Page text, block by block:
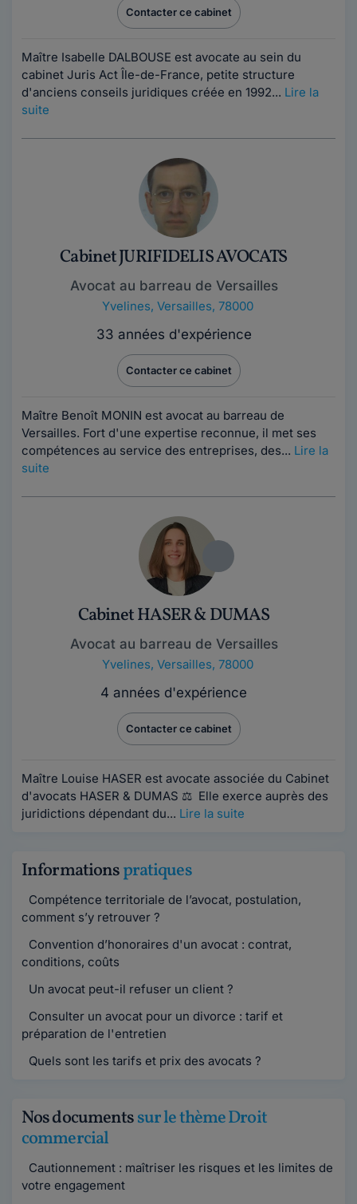
Contacter ce cabinet
Maître Isabelle DALBOUSE est avocate au sein du
cabinet Juris Act Île-de-France, petite structure
d'anciens conseils juridiques créée en 1992... Lire la
suite
Cabinet JURIFIDELIS AVOCATS
Avocat au barreau de Versailles
Yvelines, Versailles, 78000
33 années d'expérience
Contacter ce cabinet
Maître Benoît MONIN est avocat au barreau de
Versailles. Fort d'une expertise reconnue, il met ses
compétences au service des entreprises, des... Lire la
suite
Cabinet HASER & DUMAS
Avocat au barreau de Versailles
Yvelines, Versailles, 78000
4 années d'expérience
Contacter ce cabinet
Maître Louise HASER est avocate associée du Cabinet
d'avocats HASER & DUMAS ⚖️ Elle exerce auprès des
juridictions dépendant du... Lire la suite
Informationspratiques
Compétence territoriale de l’avocat, postulation,
comment s’y retrouver ?
Convention d’honoraires d'un avocat : contrat,
conditions, coûts
Un avocat peut-il refuser un client ?
Consulter un avocat pour un divorce : tarif et
préparation de l'entretien
Quels sont les tarifs et prix des avocats ?
Nos documentssur le thème Droit
commercial
Cautionnement : maîtriser les risques et les limites de
votre engagement